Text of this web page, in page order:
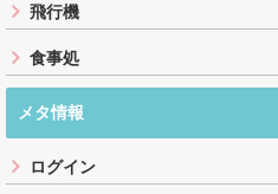
飛行機
食事処
メタ情報
ログイン